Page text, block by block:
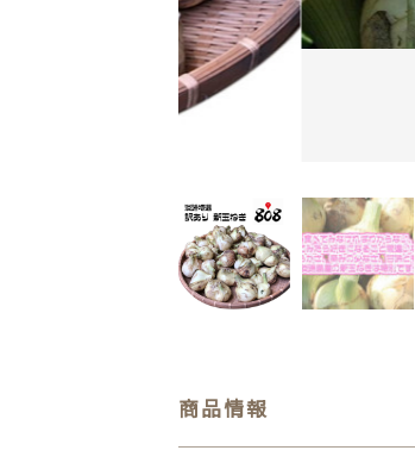
商品情報
当店について
ブログ
プライバシーポリシー
特定商取引法に基づく表記